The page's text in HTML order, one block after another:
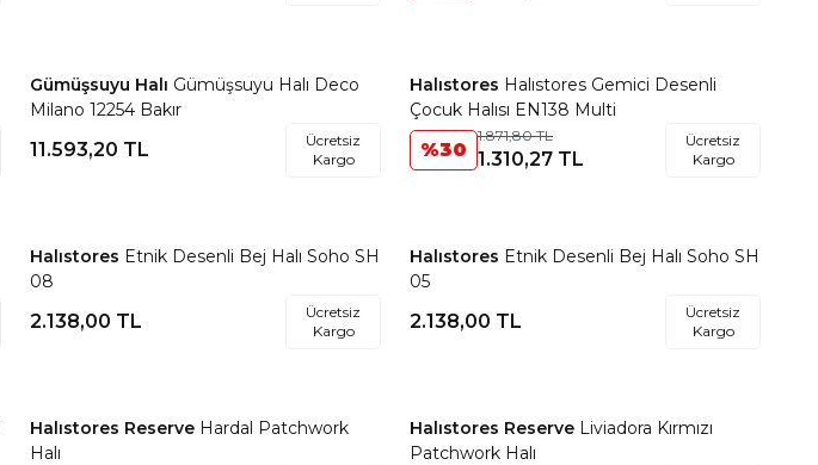
Favorilere Ekle
Gümüşsuyu Halı Gümüşsuyu Halı Deco
Milano 12254 Bakır
11.593,20 TL
Ücretsiz
Kargo
Favorilere Ekle
Halıstores Halıstores Gemici Desenli
Çocuk Halısı EN138 Multi
%30
1.871,80TL
1.310,27 TL
Ücretsiz
Kargo
Favorilere Ekle
Halıstores Etnik Desenli Bej Halı Soho SH
08
2.138,00 TL
Ücretsiz
Kargo
Favorilere Ekle
Halıstores Etnik Desenli Bej Halı Soho SH
05
2.138,00 TL
Ücretsiz
Kargo
Favorilere Ekle
Halıstores Reserve Hardal Patchwork
Halı
Favorilere Ekle
Halıstores Reserve Liviadora Kırmızı
Patchwork Halı